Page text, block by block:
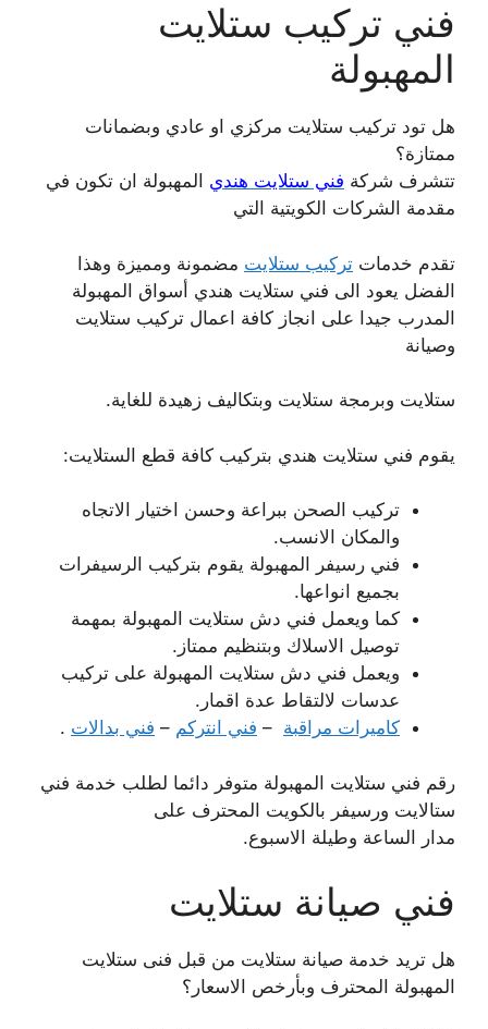
فني تركيب ستلايت
المهبولة
هل تود تركيب ستلايت مركزي او عادي وبضمانات
ممتازة؟
تتشرف شركة فني ستلايت هندي المهبولة ان تكون في
مقدمة الشركات الكويتية التي
تقدم خدمات تركيب ستلايت مضمونة ومميزة وهذا
الفضل يعود الى فني ستلايت هندي أسواق المهبولة
المدرب جيدا على انجاز كافة اعمال تركيب ستلايت
وصيانة
ستلايت وبرمجة ستلايت وبتكاليف زهيدة للغاية.
يقوم فني ستلايت هندي بتركيب كافة قطع الستلايت:
تركيب الصحن ببراعة وحسن اختيار الاتجاه
والمكان الانسب.
فني رسيفر المهبولة يقوم بتركيب الرسيفرات
بجميع انواعها.
كما ويعمل فني دش ستلايت المهبولة بمهمة
توصيل الاسلاك وبتنظيم ممتاز.
ويعمل فني دش ستلايت المهبولة على تركيب
عدسات لالتقاط عدة اقمار.
كاميرات مراقبة – فني انتركم – فني بدالات .
رقم فني ستلايت المهبولة متوفر دائما لطلب خدمة فني
ستالايت ورسيفر بالكويت المحترف على
مدار الساعة وطيلة الاسبوع.
فني صيانة ستلايت
هل تريد خدمة صيانة ستلايت من قبل فنى ستلايت
المهبولة المحترف وبأرخص الاسعار؟